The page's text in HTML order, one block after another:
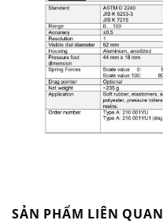
SẢN PHẨM LIÊN QUAN